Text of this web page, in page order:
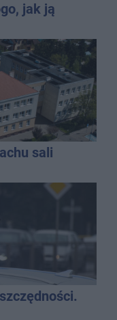
jak ją
sali